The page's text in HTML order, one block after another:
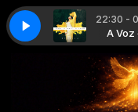
22:30 -
A Voz do
Dança